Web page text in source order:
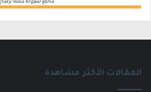
المقالات الأكثر مشاهدة